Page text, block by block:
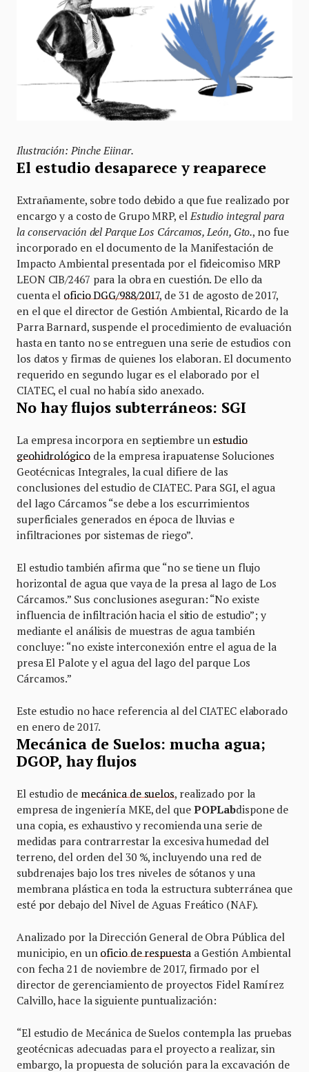
Ilustración: Pinche Eiinar.
El estudio desaparece y reaparece
Extrañamente, sobre todo debido a que fue realizado por
encargo y a costo de Grupo MRP, el Estudio integral para
la conservación del Parque Los Cárcamos, León, Gto., no fue
incorporado en el documento de la Manifestación de
Impacto Ambiental presentada por el fideicomiso MRP
LEON CIB/2467 para la obra en cuestión. De ello da
cuenta el oficio DGG/988/2017, de 31 de agosto de 2017,
en el que el director de Gestión Ambiental, Ricardo de la
Parra Barnard, suspende el procedimiento de evaluación
hasta en tanto no se entreguen una serie de estudios con
los datos y firmas de quienes los elaboran. El documento
requerido en segundo lugar es el elaborado por el
CIATEC, el cual no había sido anexado.
No hay flujos subterráneos: SGI
La empresa incorpora en septiembre un estudio
geohidrológicode la empresa irapuatense Soluciones
Geotécnicas Integrales, la cual difiere de las
conclusiones del estudio de CIATEC. Para SGI, el agua
del lago Cárcamos “se debe a los escurrimientos
superficiales generados en época de lluvias e
infiltraciones por sistemas de riego”.
El estudio también afirma que “no se tiene un flujo
horizontal de agua que vaya de la presa al lago de Los
Cárcamos.” Sus conclusiones aseguran: “No existe
influencia de infiltración hacia el sitio de estudio”; y
mediante el análisis de muestras de agua también
concluye: “no existe interconexión entre el agua de la
presa El Palote y el agua del lago del parque Los
Cárcamos.”
Este estudio no hace referencia al del CIATEC elaborado
en enero de 2017.
Mecánica de Suelos: mucha agua;
DGOP, hay flujos
El estudio de mecánica de suelos, realizado por la
empresa de ingeniería MKE, del que POPLabdispone de
una copia, es exhaustivo y recomienda una serie de
medidas para contrarrestar la excesiva humedad del
terreno, del orden del 30 %, incluyendo una red de
subdrenajes bajo los tres niveles de sótanos y una
membrana plástica en toda la estructura subterránea que
esté por debajo del Nivel de Aguas Freático (NAF).
Analizado por la Dirección General de Obra Pública del
municipio, en un oficio de respuesta a Gestión Ambiental
con fecha 21 de noviembre de 2017, firmado por el
director de gerenciamiento de proyectos Fidel Ramírez
Calvillo, hace la siguiente puntualización:
“El estudio de Mecánica de Suelos contempla las pruebas
geotécnicas adecuadas para el proyecto a realizar, sin
embargo, la propuesta de solución para la excavación de